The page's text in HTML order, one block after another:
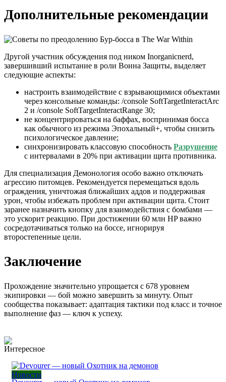
Дополнительные рекомендации
Другой участник обсуждения под ником Inorganicnerd,
завершивший испытание в роли Воина Защиты, выделяет
следующие аспекты:
настроить взаимодействие с взрывающимися объектами
через консольные команды: /console SoftTargetInteractArc
2 и /console SoftTargetInteractRange 30;
не концентрироваться на баффах, воспринимая босса
как обычного из режима Эпохальный+, чтобы снизить
психологическое давление;
синхронизировать классовую способность Разрушение
с интервалами в 20% при активации щита противника.
Для специализация Демонология особо важно отключать
агрессию питомцев. Рекомендуется перемещаться вдоль
ограждения, уничтожая ближайших аддов и поддерживая
урон, чтобы избежать проблем при активации щита. Стоит
заранее назначить кнопку для взаимодействия с бомбами —
это ускорит реакцию. При достижении 60 млн HP важно
сосредотачиваться только на боссе, игнорируя
второстепенные цели.
Заключение
Прохождение значительно упрощается с 678 уровнем
экипировки — бой можно завершить за минуту. Опыт
сообщества показывает: адаптация тактики под класс и точное
выполнение фаз — ключ к успеху.
Интересное
Новости